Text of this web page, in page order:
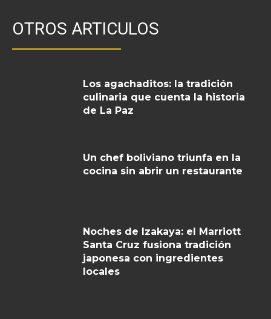
OTROS ARTICULOS
Los agachaditos: la tradición
culinaria que cuenta la historia
de La Paz
Un chef boliviano triunfa en la
cocina sin abrir un restaurante
Noches de Izakaya: el Marriott
Santa Cruz fusiona tradición
japonesa con ingredientes
locales